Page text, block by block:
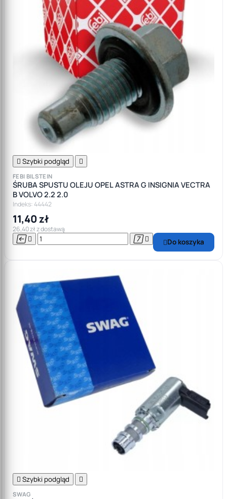
 Szybki podgląd 
FEBI BILSTEIN
ŚRUBA SPUSTU OLEJU OPEL ASTRA G INSIGNIA VECTRA
B VOLVO 2.2 2.0
Indeks: 44442
11,40 zł
26,40 zł z dostawą
    Do koszyka
 Szybki podgląd 
SWAG